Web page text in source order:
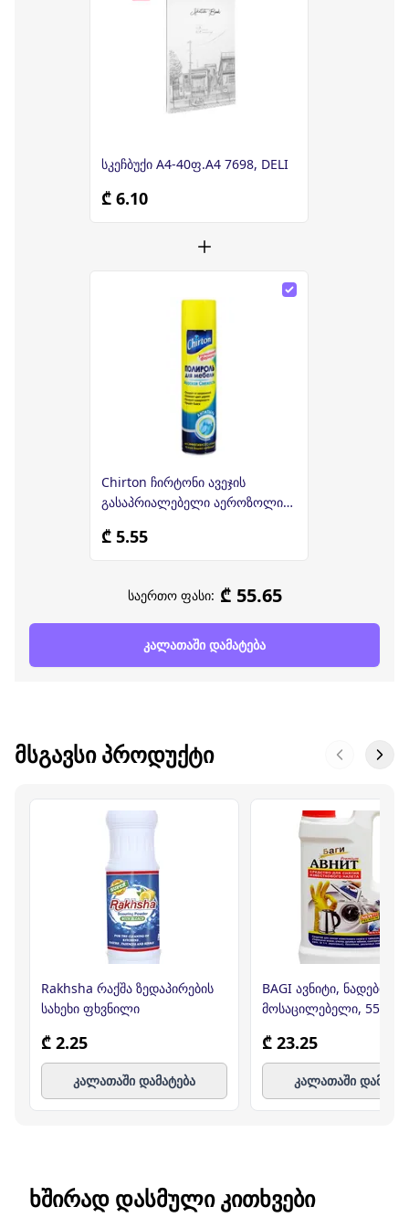
სკეჩბუქი A4-40ფ.A4 7698, DELI
₾ 6.10
Chirton ჩირტონი ავეჯის
გასაპრიალებელი აეროზოლი
₾ 5.55
საერთო ფასი: ₾ 55.65
კალათაში დამატება
ᲛᲡᲒᲐᲕᲡᲘ ᲞᲠᲝᲓᲣᲥᲢᲘ
Rakhsha რაქშა ზედაპირების
სახეხი ფხვნილი
₾ 2.25
კალათაში დამატება
BAGI ავნიტი, ნადების
მოსაცილებელი, 550მლ
₾ 23.25
კალათაში
ᲮᲨᲘᲠᲐᲓ ᲓᲐᲡᲛᲣᲚᲘ ᲙᲘᲗᲮᲕᲔᲑᲘ